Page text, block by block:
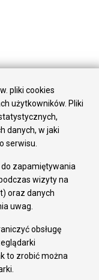
pliki cookies
użytkowników. Pliki
danych, w jaki
serwisu.
zapamiętywania
wizyty na
oraz danych
uwag.
obsługę
to zrobić można